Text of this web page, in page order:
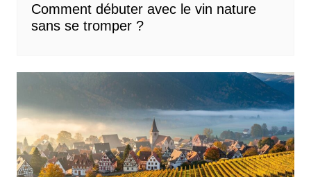
Comment débuter avec le vin nature
sans se tromper ?